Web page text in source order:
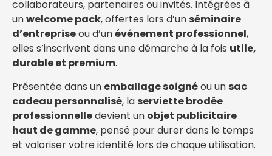
collaborateurs, partenaires ou invités. Intégrées à
unwelcome pack, offertes lors d’un séminaire
d’entrepriseou d’unévénement professionnel,
elles s’inscrivent dans une démarche à la fois utile,
durable et premium.
Présentée dans un emballage soignéou un sac
cadeau personnalisé, la serviette brodée
professionnelledevient un objet publicitaire
haut de gamme, pensé pour durer dans le temps
et valoriser votre identité lors de chaque utilisation.